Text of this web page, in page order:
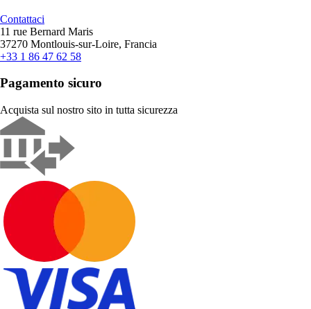
Contattaci
11 rue Bernard Maris
37270 Montlouis-sur-Loire, Francia
+33 1 86 47 62 58
Pagamento sicuro
Acquista sul nostro sito in tutta sicurezza